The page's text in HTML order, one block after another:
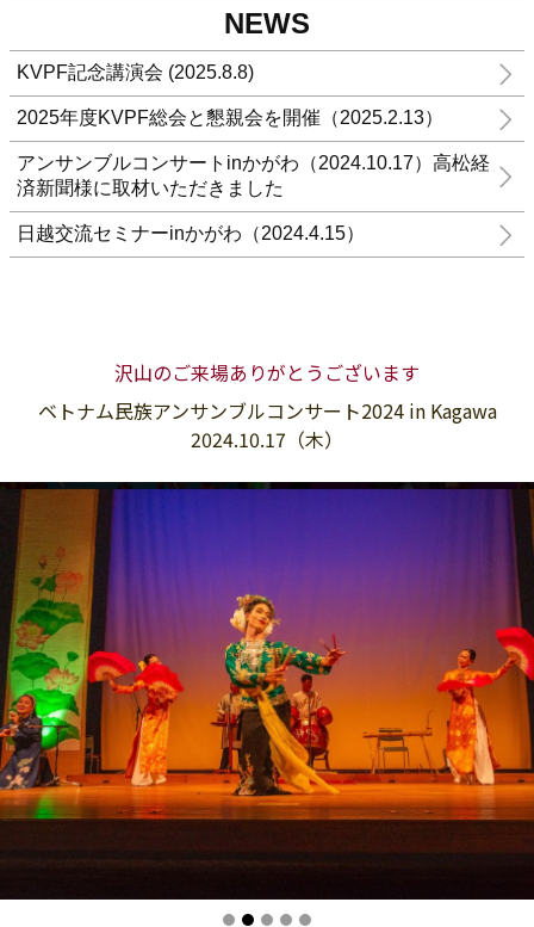
NEWS
KVPF記念講演会 (2025.8.8)
2025年度KVPF総会と懇親会を開催（2025.2.13）
アンサンブルコンサートinかがわ（2024.10.17）高松経
済新聞様に取材いただきました
日越交流セミナーinかがわ（2024.4.15）
沢山のご来場ありがとうございます
ベトナム民族アンサンブルコンサート2024 in Kagawa
2024.10.17（木）